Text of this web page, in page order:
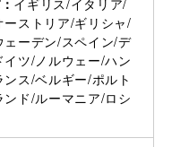
ーストリア/ギリシャ/
ェーデン/スペイン/デ
イツ/ノルウェー/ハン
ンス/ベルギー/ポルト
ンド/ルーマニア/ロシ